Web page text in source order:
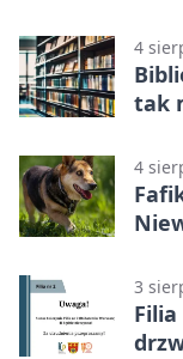
4
tak
4
3